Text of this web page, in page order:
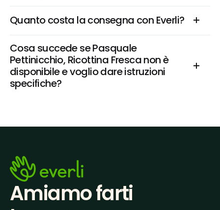
Quanto costa la consegna con Everli?
Cosa succede se Pasquale
Pettinicchio, Ricottina Fresca non è
disponibile e voglio dare istruzioni
specifiche?
Amiamo farti